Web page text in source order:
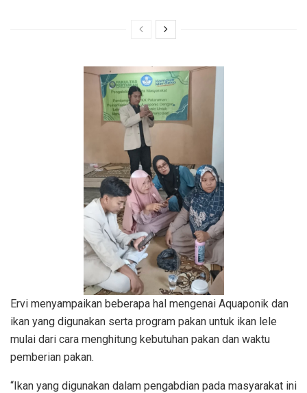
Ervi menyampaikan beberapa hal mengenai Aquaponik dan
ikan yang digunakan serta program pakan untuk ikan lele
mulai dari cara menghitung kebutuhan pakan dan waktu
pemberian pakan.
“Ikan yang digunakan dalam pengabdian pada masyarakat ini